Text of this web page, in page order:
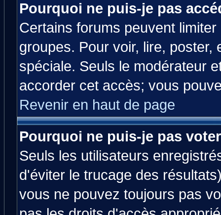
Pourquoi ne puis-je pas
Certains forums peuvent
groupes. Pour voir, lire,
spéciale. Seuls le modérateur
accorder cet accès; vous
Revenir en haut de page
Pourquoi ne puis-je pas
Seuls les utilisateurs
d'éviter le trucage des
vous ne pouvez toujours pas